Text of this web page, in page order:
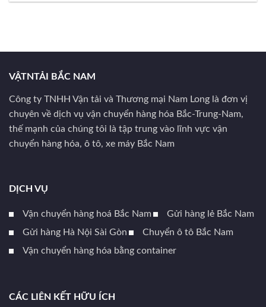
VẬTNTẢI BẮC NAM
Công ty TNHH Vận tải và Thương mại Nam Long là đơn vị
chuyên về dịch vụ vận chuyển hàng hóa Bắc-Trung-Nam,
thế mạnh của chúng tôi là tập trung vào lĩnh vực vận
chuyển hàng hóa, ô tô, xe máy Bắc Nam
DỊCH VỤ
Vận chuyển hàng hoá Bắc Nam
Gửi hàng lẻ Bắc Nam
Gửi hàng Hà Nội Sài Gòn
Chuyển ô tô Bắc Nam
Vận chuyển hàng hóa bằng container
CÁC LIÊN KẾT HỮU ÍCH